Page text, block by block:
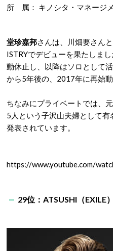
所 属： キノシタ・マネージ
堂珍嘉邦さんは、川畑要さん
ISTRYでデビューを果たしま
動休止し、以降はソロとして
から5年後の、2017年に再始動
ちなみにプライベートでは、
5人という子沢山夫婦として
発表されています。
https://www.youtube.com/
29位：ATSUSHI（EXILE）